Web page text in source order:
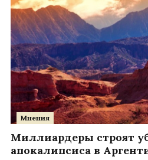
Мнения
Миллиардеры строят
апокалипсиса в